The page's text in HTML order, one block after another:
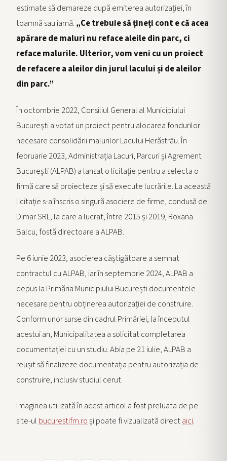
estimate să demareze după emiterea autorizației, în
toamnă sau iarnă. „Ce trebuie să țineți cont e că acea
apărare de maluri nu reface aleile din parc, ci
reface malurile. Ulterior, vom veni cu un proiect
de refacere a aleilor din jurul lacului și de aleilor
din parc.”
În octombrie 2022, Consiliul General al Municipiului
București a votat un proiect pentru alocarea fondurilor
necesare consolidării malurilor Lacului Herăstrău. În
februarie 2023, Administrația Lacuri, Parcuri și Agrement
București (ALPAB) a lansat o licitație pentru a selecta o
firmă care să proiecteze și să execute lucrările. La această
licitație s-a înscris o singură asociere de firme, condusă de
Dimar SRL, la care a lucrat, între 2015 și 2019, Roxana
Balcu, fostă directoare a ALPAB.
Pe 6 iunie 2023, asocierea câștigătoare a semnat
contractul cu ALPAB, iar în septembrie 2024, ALPAB a
depus la Primăria Municipiului București documentele
necesare pentru obținerea autorizației de construire.
Conform unor surse din cadrul Primăriei, la începutul
acestui an, Municipalitatea a solicitat completarea
documentației cu un studiu. Abia pe 21 iulie, ALPAB a
reușit să finalizeze documentația pentru autorizația de
construire, inclusiv studiul cerut.
Imaginea utilizată în acest articol a fost preluata de pe
site-ulbucurestifm.roși poate fi vizualizată directaici.